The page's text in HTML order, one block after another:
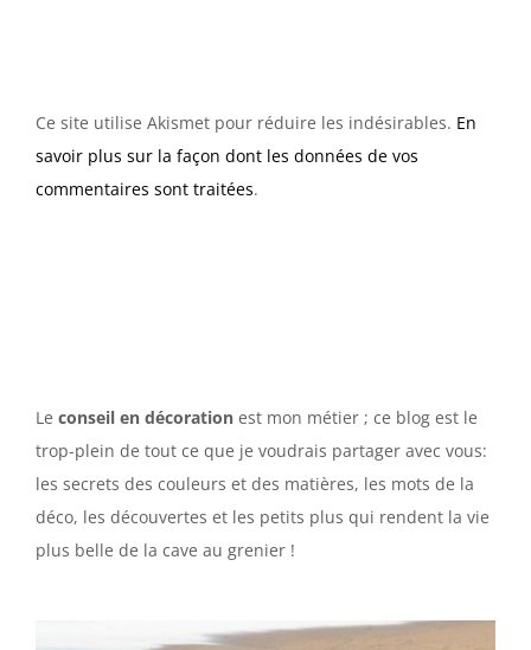
Ce site utilise Akismet pour réduire les indésirables. En
savoir plus sur la façon dont les données de vos
commentaires sont traitées.
Le conseil en décoration est mon métier ; ce blog est le
trop-plein de tout ce que je voudrais partager avec vous:
les secrets des couleurs et des matières, les mots de la
déco, les découvertes et les petits plus qui rendent la vie
plus belle de la cave au grenier !